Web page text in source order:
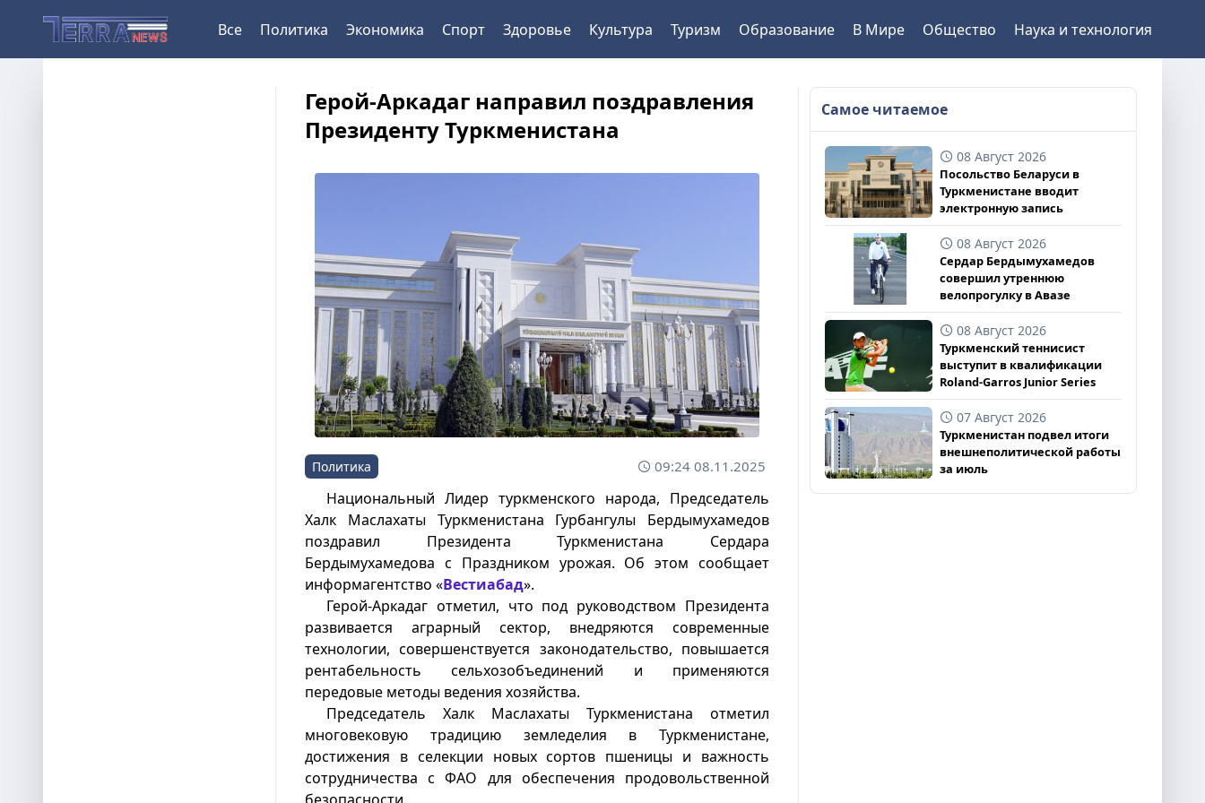
Все Политика Экономика Спорт Здоровье Культура Туризм Образование В Мире Общество Наука и технология
Герой-Аркадаг направил поздравления
Президенту Туркменистана
Политика 09:24 08.11.2025
Национальный Лидер туркменского народа, Председатель
Халк Маслахаты Туркменистана Гурбангулы Бердымухамедов
поздравил Президента Туркменистана Сердара
Бердымухамедова с Праздником урожая. Об этом сообщает
информагентство «Вестиабад».
Герой-Аркадаг отметил, что под руководством Президента
развивается аграрный сектор, внедряются современные
технологии, совершенствуется законодательство, повышается
рентабельность сельхозобъединений и применяются
передовые методы ведения хозяйства.
Председатель Халк Маслахаты Туркменистана отметил
многовековую традицию земледелия в Туркменистане,
достижения в селекции новых сортов пшеницы и важность
сотрудничества с ФАО для обеспечения продовольственной
Самое читаемое
08 Август 2026
Посольство Беларуси в
Туркменистане вводит
электронную запись
08 Август 2026
Сердар Бердымухамедов
совершил утреннюю
велопрогулку в Авазе
08 Август 2026
Туркменский теннисист
выступит в квалификации
Roland-Garros Junior Series
07 Август 2026
Туркменистан подвел итоги
внешнеполитической работы
за июль